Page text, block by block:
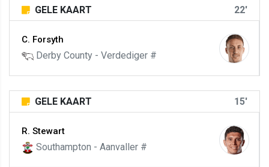
GELE KAART 22'
C. Forsyth
Derby County - Verdediger #
GELE KAART 15'
R. Stewart
Southampton - Aanvaller #